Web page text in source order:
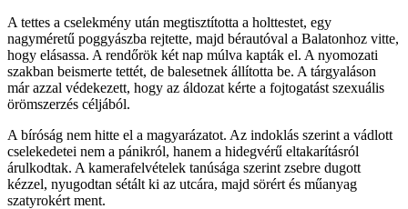
A tettes a cselekmény után megtisztította a holttestet, egy
nagyméretű poggyászba rejtette, majd bérautóval a Balatonhoz vitte,
hogy elásassa. A rendőrök két nap múlva kapták el. A nyomozati
szakban beismerte tettét, de balesetnek állította be. A tárgyaláson
már azzal védekezett, hogy az áldozat kérte a fojtogatást szexuális
örömszerzés céljából.
A bíróság nem hitte el a magyarázatot. Az indoklás szerint a vádlott
cselekedetei nem a pánikról, hanem a hidegvérű eltakarításról
árulkodtak. A kamerafelvételek tanúsága szerint zsebre dugott
kézzel, nyugodtan sétált ki az utcára, majd sörért és műanyag
szatyrokért ment.